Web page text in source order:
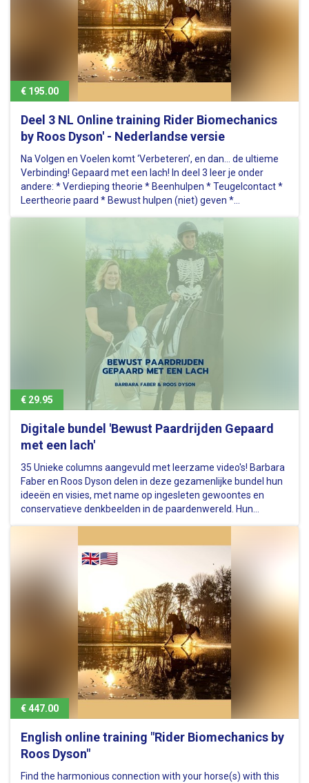
€ 195.00
Deel 3 NL Online training Rider Biomechanics
by Roos Dyson' - Nederlandse versie
Na Volgen en Voelen komt ‘Verbeteren’, en dan... de ultieme
Verbinding! Gepaard met een lach! In deel 3 leer je onder
andere: * Verdieping theorie * Beenhulpen * Teugelcontact *
Leertheorie paard * Bewust hulpen (niet) geven *
€ 29.95
Digitale bundel 'Bewust Paardrijden Gepaard
met een lach'
35 Unieke columns aangevuld met leerzame video's! Barbara
Faber en Roos Dyson delen in deze gezamenlijke bundel hun
ideeën en visies, met name op ingesleten gewoontes en
conservatieve denkbeelden in de paardenwereld. Hun
€ 447.00
English online training "Rider Biomechanics by
Roos Dyson"
Find the harmonious connection with your horse(s) with this